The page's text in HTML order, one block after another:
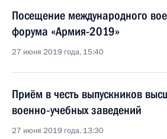
Посещение международного
форума «Армия-2019»
27 июня 2019 года, 15:40
Приём в честь выпускников
военно‑учебных заведений
27 июня 2019 года, 13:30